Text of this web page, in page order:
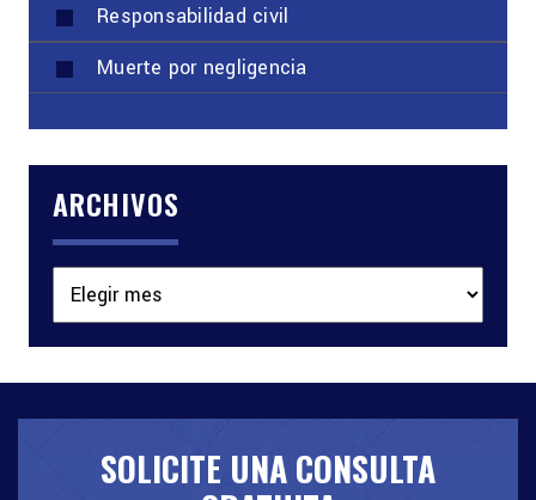
Responsabilidad civil
Muerte por negligencia
ARCHIVOS
SOLICITE UNA CONSULTA